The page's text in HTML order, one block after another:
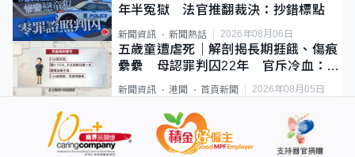
年半冤獄 法官推翻裁決：抄錯標點
新聞資訊 新聞熱話 2026年08月06日
五歲童遭虐死｜解剖揭長期捱餓、傷痕
纍纍 母認罪判囚22年 官斥冷血：同
類案最惡劣
新聞資訊 港聞 首頁新聞 2026年08月05日